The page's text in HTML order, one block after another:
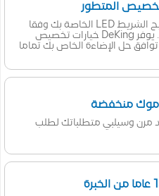
المتطور
قم بتخصيص مصابيح الشريط LED الخاصة بك وفقا
لتفضيلاتك الدقيقة. يوفر DeKing خيارات تخصيص
حل الإضاءة الخاص بك تماما
منخفضة
مرن وسيلبي متطلباتك لطلب